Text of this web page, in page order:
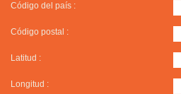
Código del país :
Código postal :
Latitud :
Longitud :